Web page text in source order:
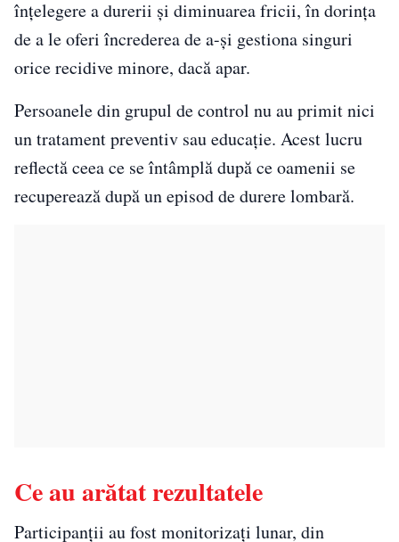
înțelegere a durerii și diminuarea fricii, în dorința
de a le oferi încrederea de a-și gestiona singuri
orice recidive minore, dacă apar.
Persoanele din grupul de control nu au primit nici
un tratament preventiv sau educație. Acest lucru
reflectă ceea ce se întâmplă după ce oamenii se
recuperează după un episod de durere lombară.
Ce au arătat rezultatele
Participanții au fost monitorizați lunar, din